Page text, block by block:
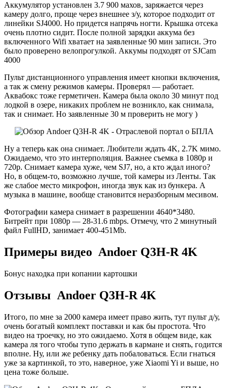
Аккумулятор установлен 3.7 900 махов, заряжается через
камеру долго, проще через внешнее з/у, которое подходит от
линейки SJ4000. Но придется напрячь ногти. Крышка отсека
очень плотно сидит. После полной зарядки аккума без
включенного Wifi хватает на заявленные 90 мин записи. Это
было проверено велопрогулкой. Аккумы подходят от SJCam
4000
Пульт дистанционного управления имеет кнопки включения,
а так ж смену режимов камеры. Проверял — работает.
Аквабокс тоже герметичен. Камера была около 30 минут под
лодкой в озере, никаких проблем не возникло, как снимала,
так и снимает. Но заявленные 30 м проверить не могу )
Ну а теперь как она снимает. Любители ждать 4K, 2.7K мимо.
Ожидаемо, что это интерполяция. Важнее съемка в 1080p и
720p. Снимает камера хуже, чем SJ7, но, а кто ждал иного?
Но, в общем-то, возможно лучше, той камеры из Ленты. Так
же слабое место микрофон, иногда звук как из бункера. А
музыка в машине, вообще становится неразборным месивом.
Фотографии камера снимает в разрешении 4640*3480.
Битрейт при 1080p — 28-31.6 mbps. Отмечу, что 2 минутный
файл FullHD, занимает 400-451Mb.
Примеры видео Andoer Q3H-R 4K
Бонус находка при копании картошки
Отзывы Andoer Q3H-R 4K
Итого, по мне за 2000 камера имеет право жить, тут пульт д/у,
очень богатый комплект поставки и как бы простота. Что
видео на троечку, но это ожидаемо. Хотя в общем виде, как
камера ля того чтобы тупо держать в кармане и снять, годится
вполне. Ну, или же ребенку дать побаловаться. Если гнаться
уже за картинкой, то это, наверное, уже Xiaomi Yi и выше, но
цена тоже больше.